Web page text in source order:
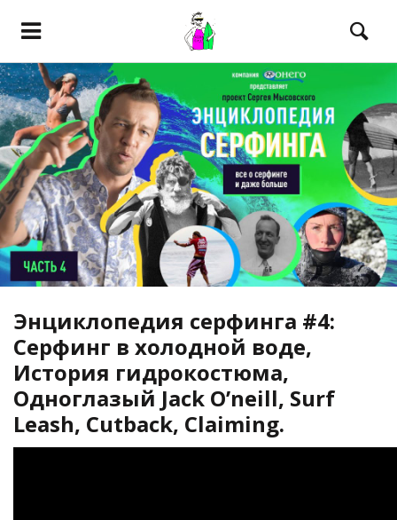
Энциклопедия серфинга #4:
Серфинг в холодной воде,
История гидрокостюма,
Одноглазый Jack O’neill, Surf
Leash, Cutback, Claiming.